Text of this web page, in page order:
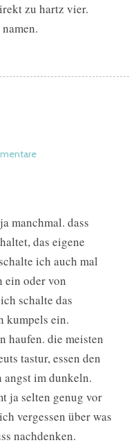
zu hartz vier.
manchmal. dass
das eigene
ich auch mal
ein oder von
schalte das
kumpels ein.
haufen. die meisten
tastur, essen den
angst im dunkeln.
ja selten genug vor
vergessen über was
nachdenken.